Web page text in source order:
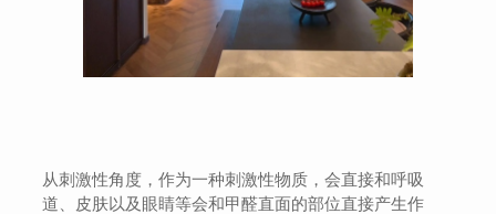
从刺激性角度，作为一种刺激性物质，会直接和呼吸
道、皮肤以及眼睛等会和甲醛直面的部位直接产生作